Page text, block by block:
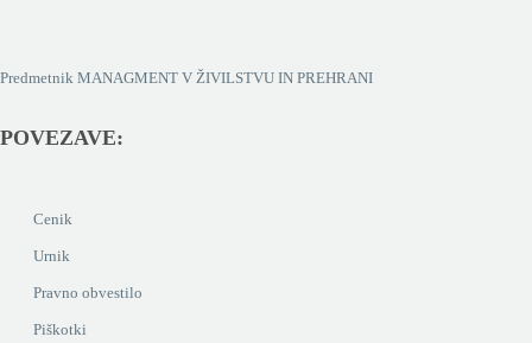
Predmetnik MANAGMENT V ŽIVILSTVU IN PREHRANI
POVEZAVE:
Cenik
Urnik
Pravno obvestilo
Piškotki